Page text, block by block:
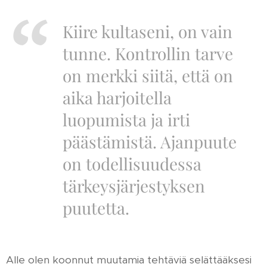
Kiire kultaseni, on vain
tunne. Kontrollin tarve
on merkki siitä, että on
aika harjoitella
luopumista ja irti
päästämistä. Ajanpuute
on todellisuudessa
tärkeysjärjestyksen
puutetta.
Alle olen koonnut muutamia tehtäviä selättääksesi